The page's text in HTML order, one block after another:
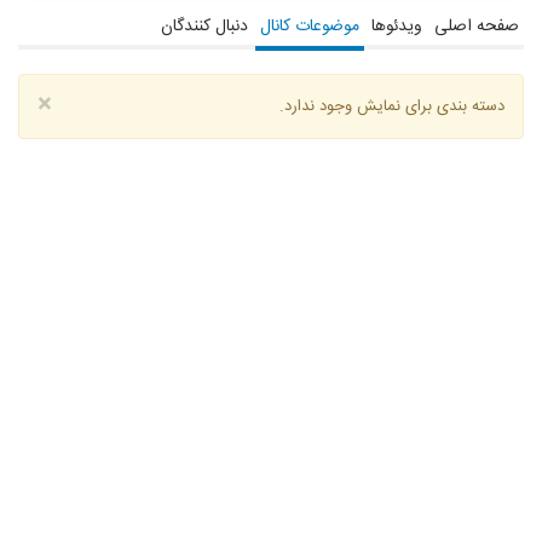
صفحه اصلی ویدئوها موضوعات کانال دنبال کنندگان
× دسته بندی برای نمایش وجود ندارد.